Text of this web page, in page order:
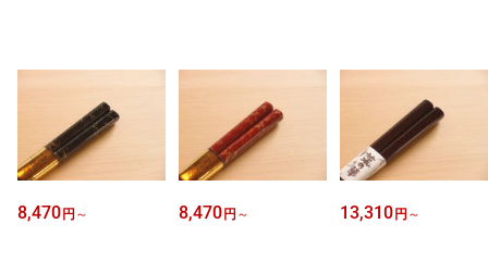
8,470 円 ～ 8,470 円 ～ 13,310 円 ～